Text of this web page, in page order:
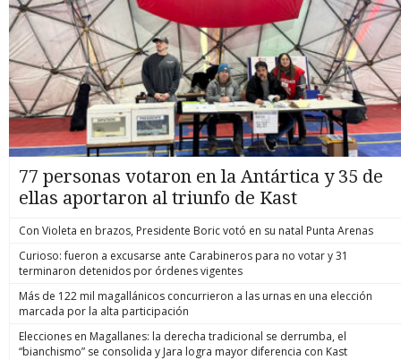
77 personas votaron en la Antártica y 35 de
ellas aportaron al triunfo de Kast
Con Violeta en brazos, Presidente Boric votó en su natal Punta Arenas
Curioso: fueron a excusarse ante Carabineros para no votar y 31
terminaron detenidos por órdenes vigentes
Más de 122 mil magallánicos concurrieron a las urnas en una elección
marcada por la alta participación
Elecciones en Magallanes: la derecha tradicional se derrumba, el
“bianchismo” se consolida y Jara logra mayor diferencia con Kast